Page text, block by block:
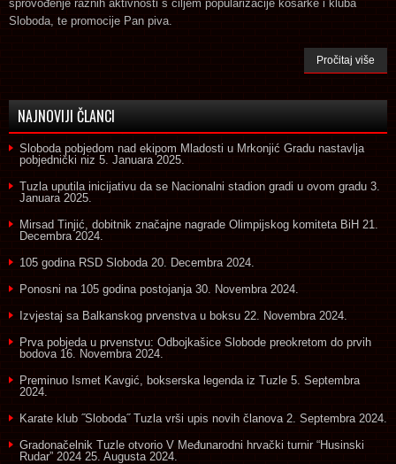
sprovođenje raznih aktivnosti s ciljem popularizacije košarke i kluba
Sloboda, te promocije Pan piva.
Pročitaj više
NAJNOVIJI ČLANCI
Sloboda pobjedom nad ekipom Mladosti u Mrkonjić Gradu nastavlja
pobjednički niz 5. Januara 2025.
Tuzla uputila inicijativu da se Nacionalni stadion gradi u ovom gradu 3.
Januara 2025.
Mirsad Tinjić, dobitnik značajne nagrade Olimpijskog komiteta BiH 21.
Decembra 2024.
105 godina RSD Sloboda 20. Decembra 2024.
Ponosni na 105 godina postojanja 30. Novembra 2024.
Izvjestaj sa Balkanskog prvenstva u boksu 22. Novembra 2024.
Prva pobjeda u prvenstvu: Odbojkašice Slobode preokretom do prvih
bodova 16. Novembra 2024.
Preminuo Ismet Kavgić, bokserska legenda iz Tuzle 5. Septembra
2024.
Karate klub ˝Sloboda˝ Tuzla vrši upis novih članova 2. Septembra 2024.
Gradonačelnik Tuzle otvorio V Međunarodni hrvački turnir “Husinski
Rudar” 2024 25. Augusta 2024.